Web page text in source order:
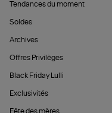
Tendances du moment
Soldes
Archives
Offres Privilèges
Black Friday Lulli
Exclusivités
Fête des mères